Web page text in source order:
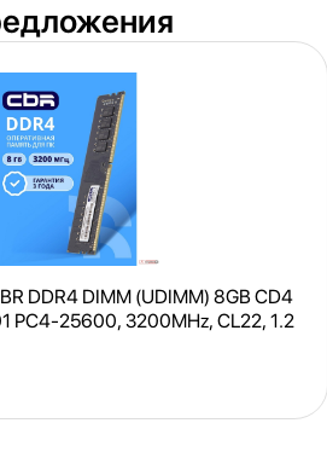
DDR4 DIMM (UDIMM) 8GB CD4
PC4-25600, 3200MHz, CL22, 1.2